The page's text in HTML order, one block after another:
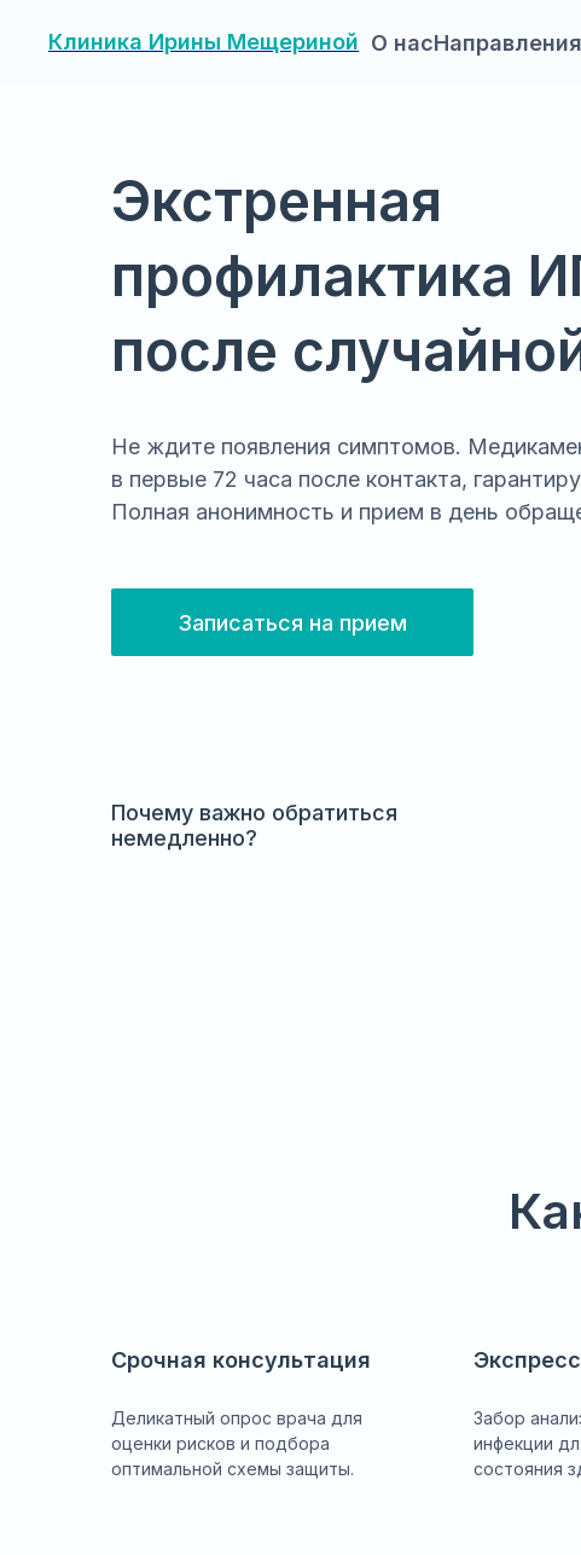
Клиника Ирины Мещериной О насНаправления
Экстренная
профилактика
после
Не ждите появления симптомов.
в первые 72 часа после контакта,
Полная анонимность и прием в день
Записаться на прием
Почему важно обратиться
немедленно?
Срочная консультация
Деликатный опрос врача для
оценки рисков и подбора
оптимальной схемы защиты.
Забор
инфекции
состояния